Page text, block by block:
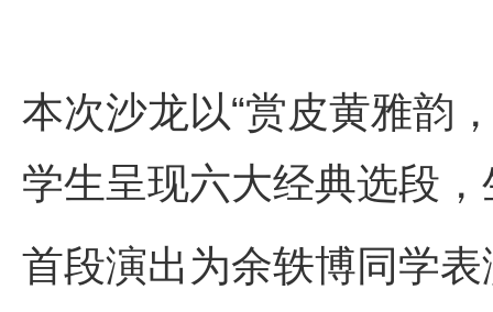
本次沙龙以“赏皮黄雅韵
学生呈现六大经典选段
首段演出为余轶博同学